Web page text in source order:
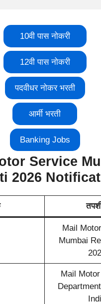
10वी पास नोकरी
12वी पास नोकरी
पदवीधर नोकर भरती
आर्मी भरती
Banking Jobs
Service
2026
Mail
Mumbai
Mail